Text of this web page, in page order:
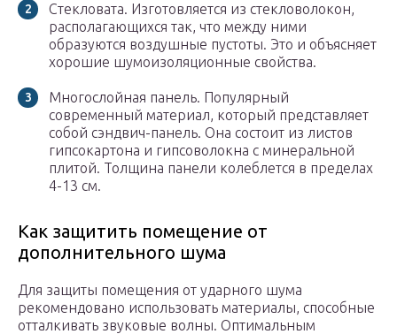
Стекловата. Изготовляется из стекловолокон,
располагающихся так, что между ними
образуются воздушные пустоты. Это и объясняет
хорошие шумоизоляционные свойства.
Многослойная панель. Популярный
современный материал, который представляет
собой сэндвич-панель. Она состоит из листов
гипсокартона и гипсоволокна с минеральной
плитой. Толщина панели колеблется в пределах
4-13 см.
Как защитить помещение от
дополнительного шума
Для защиты помещения от ударного шума
рекомендовано использовать материалы, способные
отталкивать звуковые волны. Оптимальным